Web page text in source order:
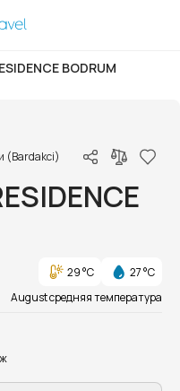
BODRUM
(Bardakci)
29 °C
27 °C
August средняя температура